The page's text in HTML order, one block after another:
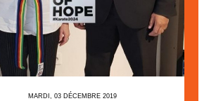
MARDI, 03 DÉCEMBRE 2019